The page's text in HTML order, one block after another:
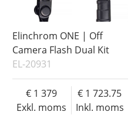
Elinchrom ONE | Off
Camera Flash Dual Kit
EL-20931
Exkl. moms
1 379
Inkl. moms
1 723.75